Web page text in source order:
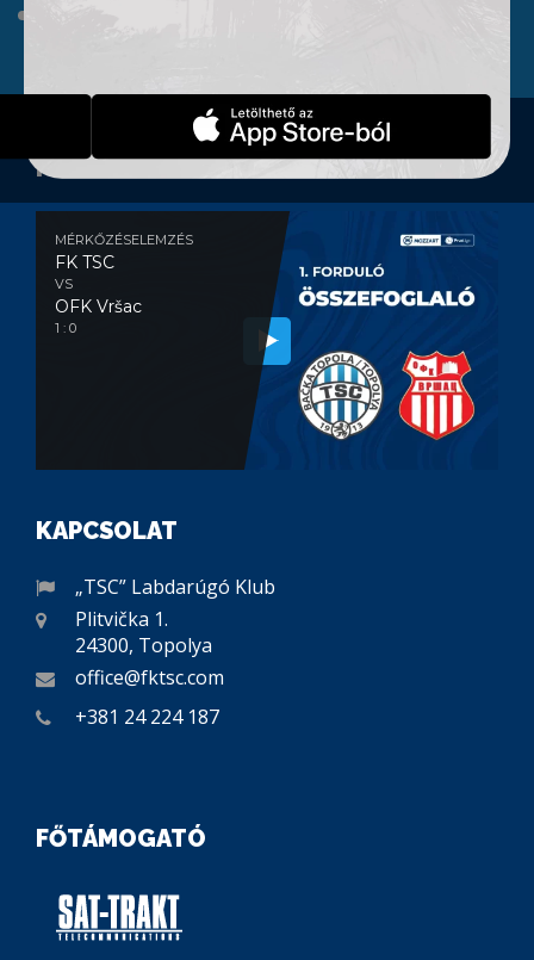
MÉRKŐZÉSELEMZÉS
MÉRKŐZÉSELEMZÉS
FK TSC
VS
OFK Vršac
1 : 0
KAPCSOLAT
„TSC” Labdarúgó Klub
Plitvička 1.
24300, Topolya
office@fktsc.com
+381 24 224 187
FŐTÁMOGATÓ